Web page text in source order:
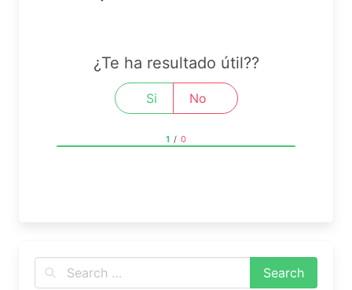
¿Te ha resultado útil??
Si No
1 / 0